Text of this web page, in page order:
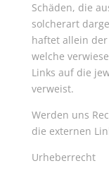
Schäden, die
solcherart
haftet allein
welche
Links auf die
verweist.
Werden uns
die externen
Urheberrecht